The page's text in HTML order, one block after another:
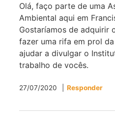
Olá, faço parte de uma
Ambiental aqui em
Gostaríamos de adquirir
fazer uma rifa em prol
ajudar a divulgar o
trabalho de vocês.
27/07/2020 Responder